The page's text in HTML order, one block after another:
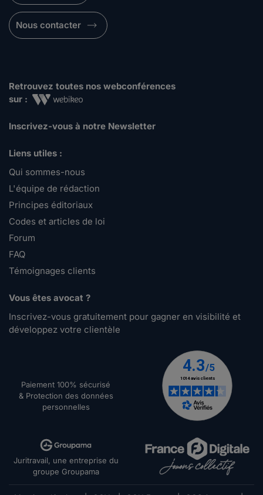
Nous contacter
Retrouvez toutes nos webconférences
sur :
Inscrivez-vous à notre Newsletter
Liens utiles :
Qui sommes-nous
L'équipe de rédaction
Principes éditoriaux
Codes et articles de loi
Forum
FAQ
Témoignages clients
Vous êtes avocat ?
Inscrivez-vous gratuitement pour gagner en visibilité et
développez votre clientèle
Paiement 100% sécurisé
& Protection des données
personnelles
Juritravail, une entreprise du
groupe Groupama